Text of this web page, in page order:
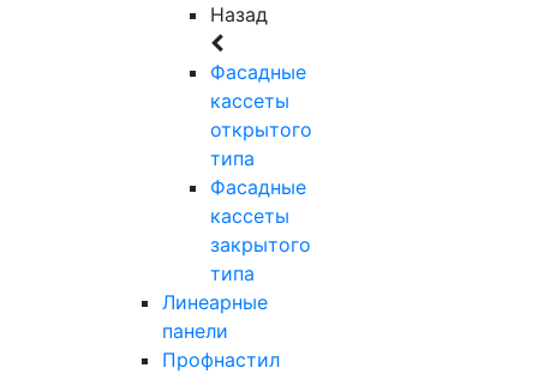
Назад
Фасадные
кассеты
открытого
типа
Фасадные
кассеты
закрытого
типа
Линеарные
панели
Профнастил